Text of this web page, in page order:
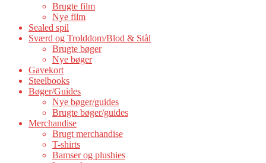
Brugte film
Nye film
Sealed spil
Sværd og Trolddom/Blod & Stål
Brugte bøger
Nye bøger
Gavekort
Steelbooks
Bøger/Guides
Nye bøger/guides
Brugte bøger/guides
Merchandise
Brugt merchandise
T-shirts
Bamser og plushies